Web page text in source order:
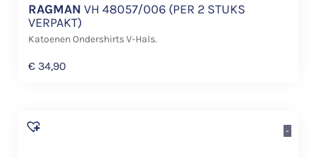
RAGMAN VH 48057/006 (PER 2 STUKS
VERPAKT)
Katoenen Ondershirts V-Hals.
€ 34,90
-